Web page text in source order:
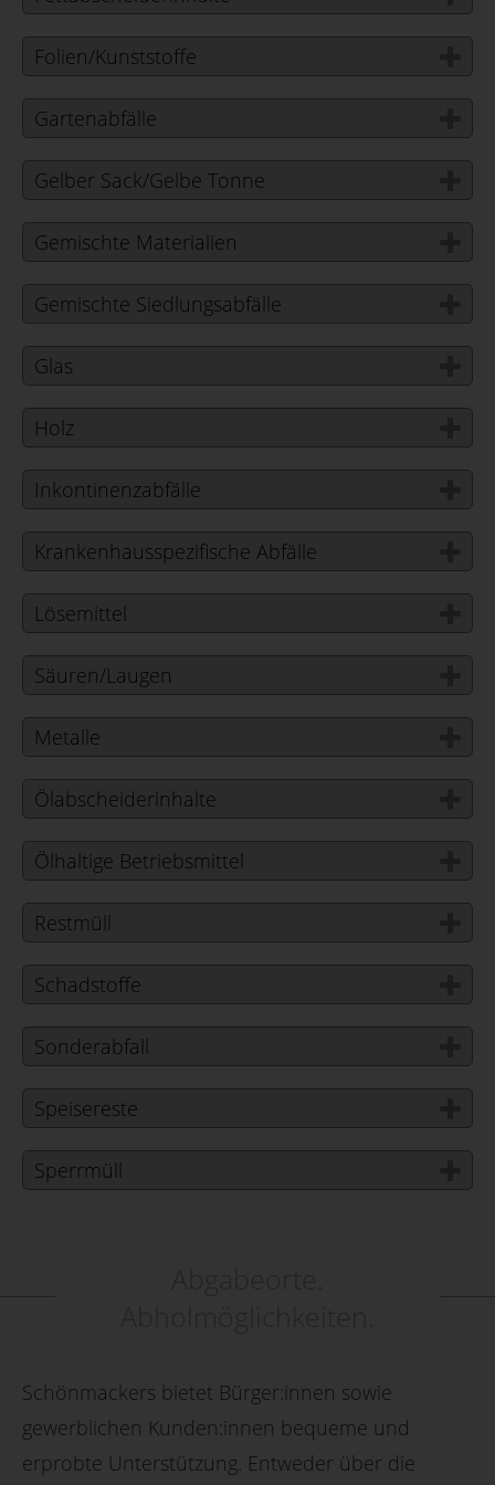
Folien/Kunststoffe
Gartenabfälle
Gelber Sack/Gelbe Tonne
Gemischte Materialien
Gemischte Siedlungsabfälle
Glas
Holz
Inkontinenzabfälle
Krankenhausspezifische Abfälle
Lösemittel
Säuren/Laugen
Metalle
Ölabscheiderinhalte
Ölhaltige Betriebsmittel
Restmüll
Schadstoffe
Sonderabfall
Speisereste
Sperrmüll
Schönmackers bietet Bürger:innen sowie
gewerblichen Kunden:innen bequeme und
erprobte Unterstützung. Entweder über die